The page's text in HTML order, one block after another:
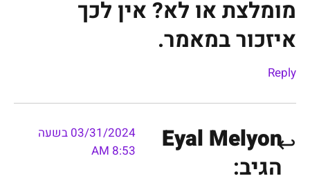
מומלצת או לא? אין לכך
איזכור במאמר.
Reply
Eyal Melyon
הגיב:
03/31/2024 בשעה
8:53 AM